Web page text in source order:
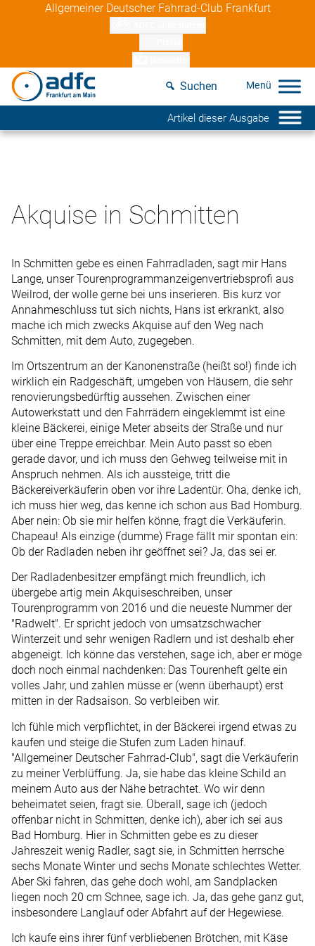
Allgemeiner Deutscher Fahrrad-Club Frankfurt
Suchen
Artikel dieser Ausgabe
Akquise in Schmitten
In Schmitten gebe es einen Fahrradladen, sagt mir Hans
Lange, unser Tourenprogrammanzeigenvertriebsprofi aus
Weilrod, der wolle gerne bei uns inserieren. Bis kurz vor
Annahmeschluss tut sich nichts, Hans ist erkrankt, also
mache ich mich zwecks Akquise auf den Weg nach
Schmitten, mit dem Auto, zugegeben.
Im Ortszentrum an der Kanonenstraße (heißt so!) finde ich
wirklich ein Radgeschäft, umgeben von Häusern, die sehr
renovierungsbedürftig aussehen. Zwischen einer
Autowerkstatt und den Fahrrädern eingeklemmt ist eine
kleine Bäckerei, einige Meter abseits der Straße und nur
über eine Treppe erreichbar. Mein Auto passt so eben
gerade davor, und ich muss den Gehweg teilweise mit in
Anspruch nehmen. Als ich aussteige, tritt die
Bäckereiverkäuferin oben vor ihre Ladentür. Oha, denke ich,
ich muss hier weg, das kenne ich schon aus Bad Homburg.
Aber nein: Ob sie mir helfen könne, fragt die Verkäuferin.
Chapeau! Als einzige (dumme) Frage fällt mir spontan ein:
Ob der Radladen neben ihr geöffnet sei? Ja, das sei er.
Der Radladenbesitzer empfängt mich freundlich, ich
übergebe artig mein Akquiseschreiben, unser
Tourenprogramm von 2016 und die neueste Nummer der
"Radwelt". Er spricht jedoch von umsatzschwacher
Winterzeit und sehr wenigen Radlern und ist deshalb eher
abgeneigt. Ich könne das verstehen, sage ich, aber er möge
doch noch einmal nachdenken: Das Tourenheft gelte ein
volles Jahr, und zahlen müsse er (wenn überhaupt) erst
mitten in der Radsaison. So verbleiben wir.
Ich fühle mich verpflichtet, in der Bäckerei irgend etwas zu
kaufen und steige die Stufen zum Laden hinauf.
"Allgemeiner Deutscher Fahrrad-Club", sagt die Verkäuferin
zu meiner Verblüffung. Ja, sie habe das kleine Schild an
meinem Auto aus der Nähe betrachtet. Wo wir denn
beheimatet seien, fragt sie. Überall, sage ich (jedoch
offenbar nicht in Schmitten, denke ich), aber ich sei aus
Bad Homburg. Hier in Schmitten gebe es zu dieser
Jahreszeit wenig Radler, sagt sie, in Schmitten herrsche
sechs Monate Winter und sechs Monate schlechtes Wetter.
Aber Ski fahren, das gehe doch wohl, am Sandplacken
liegen noch 20 cm Schnee, sage ich. Ja, das gehe ganz gut,
insbesondere Langlauf oder Abfahrt auf der Hegewiese.
Ich kaufe eins ihrer fünf verbliebenen Brötchen, mit Käse